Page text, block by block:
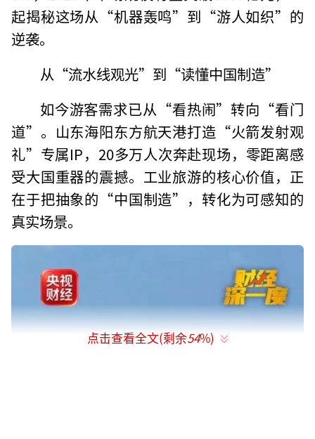
起揭秘这场从“机器轰鸣”到“游人如织”的
逆袭。
从“流水线观光”到“读懂中国制造”
如今游客需求已从“看热闹”转向“看门
道”。山东海阳东方航天港打造“火箭发射观
礼”专属IP，20多万人次奔赴现场，零距离感
受大国重器的震撼。工业旅游的核心价值，正
在于把抽象的“中国制造”，转化为可感知的
真实场景。
点击查看全文(剩余54%)